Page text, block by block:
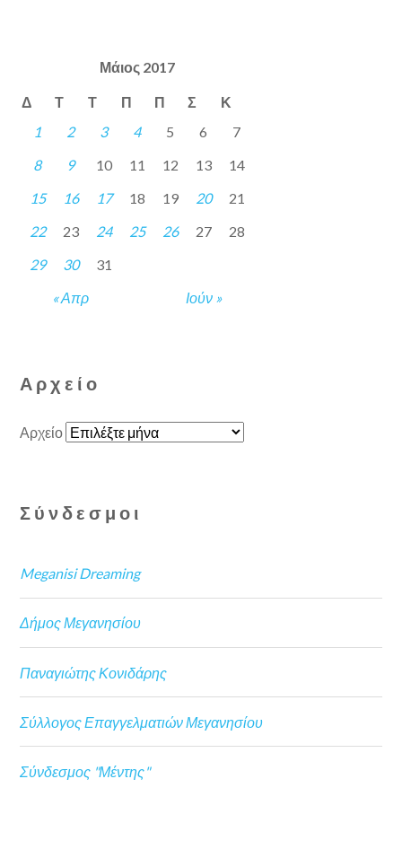
Μάιος 2017
Δ Τ Τ Π Π Σ Κ
« Απρ Ιούν »
1 2 3 4 5 6
7
8
9 10 11 12 13
14
15
16 17 18 19 20
21
22
23 24 25 26 27
28
29
30 31
Αρχείο
Αρχείο
Σύνδεσμοι
Meganisi Dreaming
Δήμος Μεγανησίου
Παναγιώτης Κονιδάρης
Σύλλογος Επαγγελματιών Μεγανησίου
Σύνδεσμος "Μέντης"